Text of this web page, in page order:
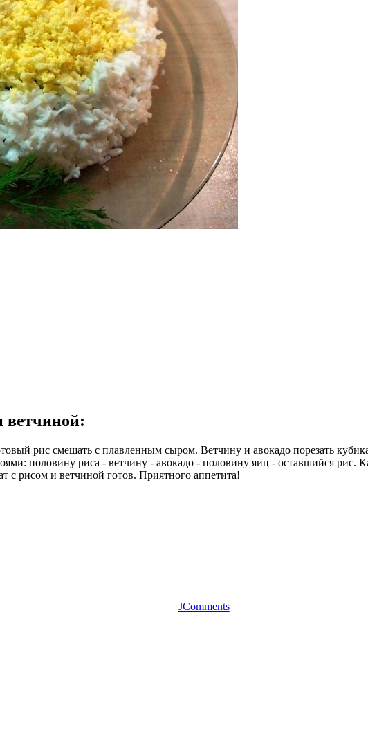
ветчиной:
рис смешать с плавленным сыром. Ветчину и авокадо порезать
половину риса - ветчину - авокадо - половину яиц - оставшийся рис.
с рисом и ветчиной готов. Приятного аппетита!
JComments